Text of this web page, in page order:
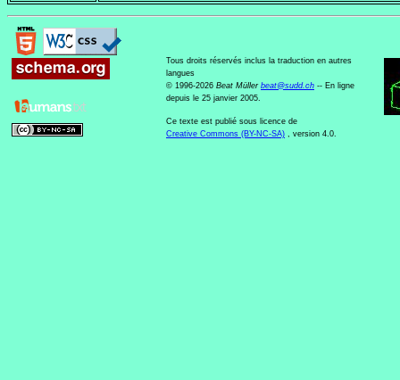
Tous droits réservés inclus la traduction en autres
langues
© 1996-2026 Beat Müller beat@sudd.ch -- En ligne
depuis le 25 janvier 2005.
Ce texte est publié sous licence de
Creative Commons (BY-NC-SA) , version 4.0.